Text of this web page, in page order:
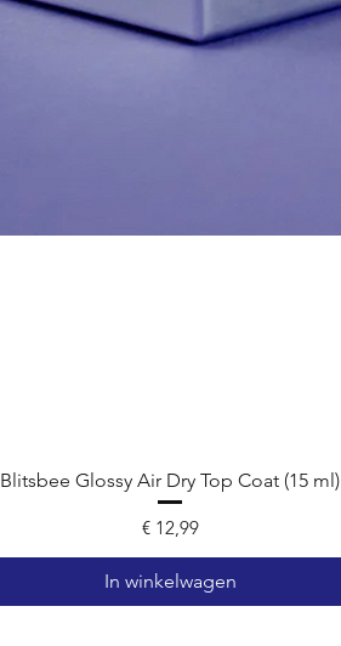
Blitsbee Glossy Air Dry Top Coat (15 ml)
Prijs
€ 12,99
In winkelwagen